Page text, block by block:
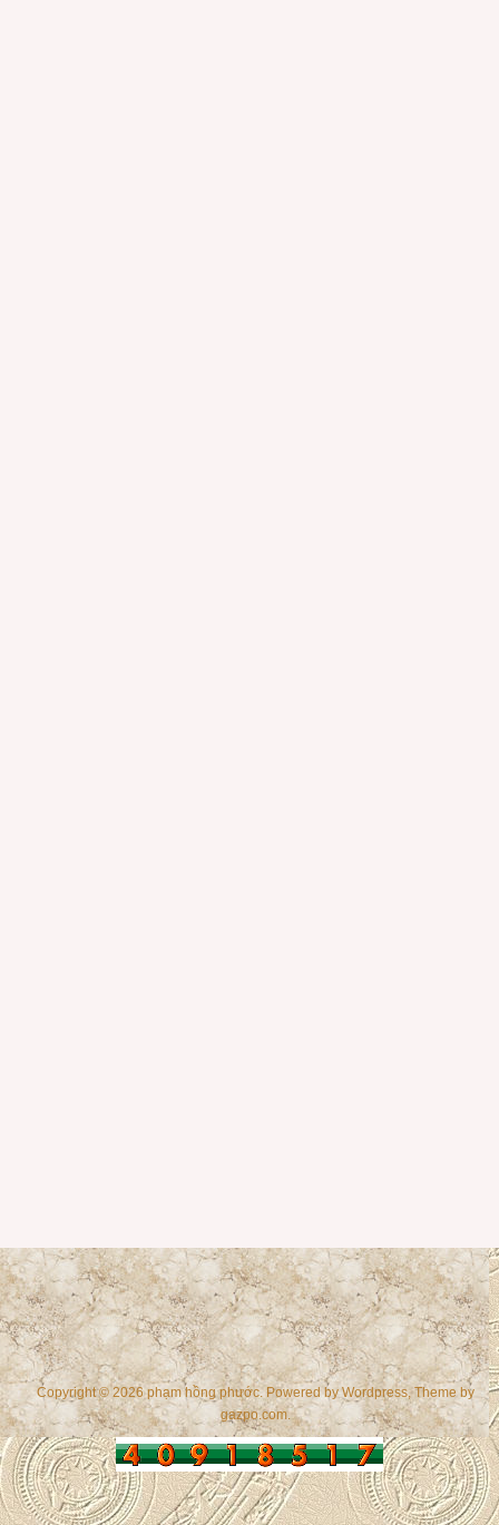
Copyright © 2026 phạm hồng phước. Powered byWordpress, Theme by
gazpo.com.